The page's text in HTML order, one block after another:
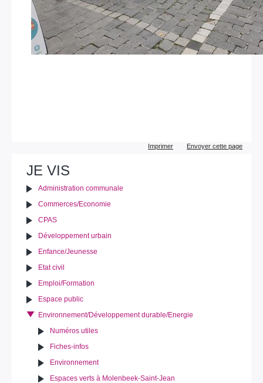
Imprimer Envoyer cette page
JE VIS
Administration communale
Commerces/Economie
CPAS
Développement urbain
Enfance/Jeunesse
Etat civil
Emploi/Formation
Espace public
Environnement/Développement durable/Energie
Numéros utiles
Fiches-infos
Environnement
Espaces verts à Molenbeek-Saint-Jean